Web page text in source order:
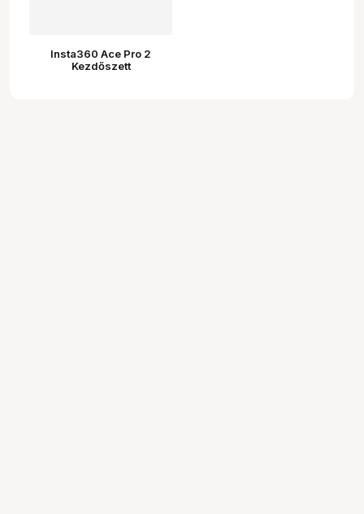
Insta360 Ace Pro 2
Kezdőszett